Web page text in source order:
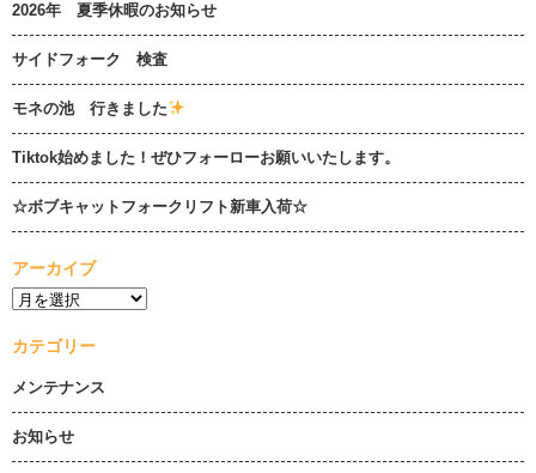
2026年 夏季休暇のお知らせ
サイドフォーク 検査
モネの池 行きました
Tiktok始めました！ぜひフォーローお願いいたします。
☆ボブキャットフォークリフト新車入荷☆
アーカイブ
カテゴリー
メンテナンス
お知らせ